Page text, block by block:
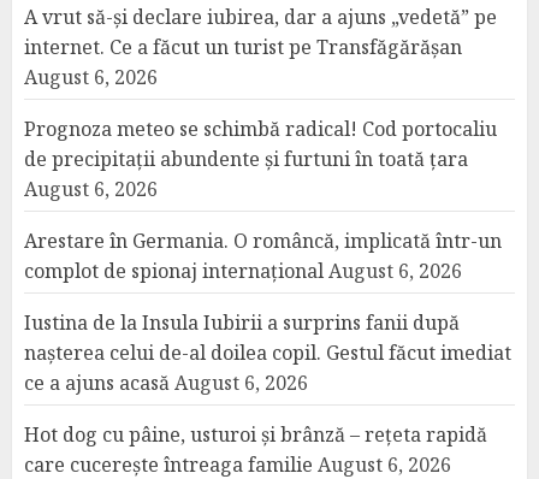
A vrut să-și declare iubirea, dar a ajuns „vedetă” pe
internet. Ce a făcut un turist pe Transfăgărășan
August 6, 2026
Prognoza meteo se schimbă radical! Cod portocaliu
de precipitații abundente și furtuni în toată țara
August 6, 2026
Arestare în Germania. O româncă, implicată într-un
complot de spionaj internaționalAugust 6, 2026
Iustina de la Insula Iubirii a surprins fanii după
nașterea celui de-al doilea copil. Gestul făcut imediat
ce a ajuns acasăAugust 6, 2026
Hot dog cu pâine, usturoi și brânză – rețeta rapidă
care cucerește întreaga familie August 6, 2026